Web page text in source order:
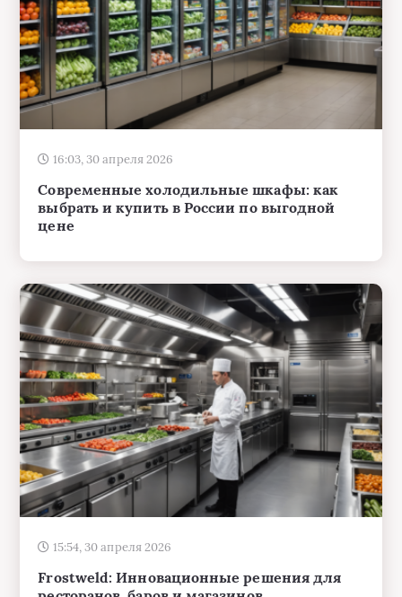
16:03, 30 апреля 2026
Современные холодильные шкафы: как
выбрать и купить в России по выгодной
цене
15:54, 30 апреля 2026
Frostweld: Инновационные решения для